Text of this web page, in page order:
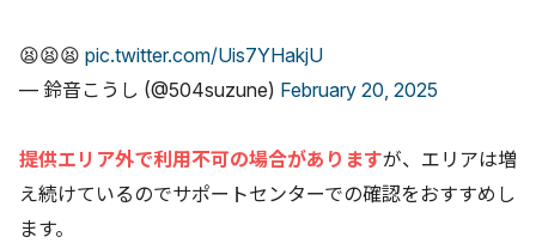
😫😫😫 pic.twitter.com/Uis7YHakjU
— 鈴音こうし (@504suzune) February 20, 2025
提供エリア外で利用不可の場合がありますが、エリアは増
え続けているのでサポートセンターでの確認をおすすめし
ます。